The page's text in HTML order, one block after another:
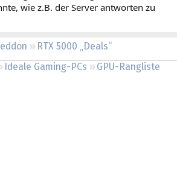
RTX 5000 „Deals“
Ideale Gaming-PCs
GPU-Rangliste
wie z.B. der Server antworten zu